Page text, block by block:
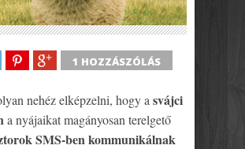
1 HOZZÁSZÓLÁS
nehéz elképzelni, hogy a svájci
a nyájaikat magányosan terelgető
SMS-ben kommunikálnak